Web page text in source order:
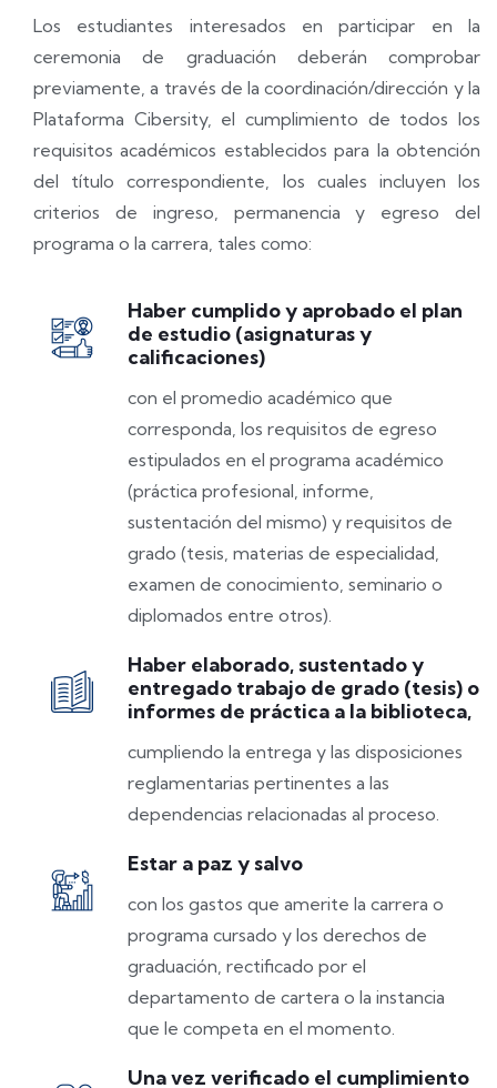
Los estudiantes interesados en participar en la
ceremonia de graduación deberán comprobar
previamente, a través de la coordinación/dirección y la
Plataforma Cibersity, el cumplimiento de todos los
requisitos académicos establecidos para la obtención
del título correspondiente, los cuales incluyen los
criterios de ingreso, permanencia y egreso del
programa o la carrera, tales como:
Haber cumplido y aprobado el plan
de estudio (asignaturas y
calificaciones)
con el promedio académico que
corresponda, los requisitos de egreso
estipulados en el programa académico
(práctica profesional, informe,
sustentación del mismo) y requisitos de
grado (tesis, materias de especialidad,
examen de conocimiento, seminario o
diplomados entre otros).
Haber elaborado, sustentado y
entregado trabajo de grado (tesis) o
informes de práctica a la biblioteca,
cumpliendo la entrega y las disposiciones
reglamentarias pertinentes a las
dependencias relacionadas al proceso.
Estar a paz y salvo
con los gastos que amerite la carrera o
programa cursado y los derechos de
graduación, rectificado por el
departamento de cartera o la instancia
que le competa en el momento.
Una vez verificado el cumplimiento